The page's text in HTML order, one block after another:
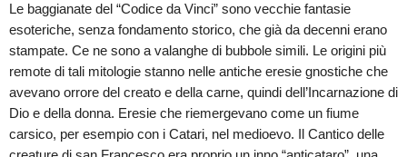
Le baggianate del “Codice da Vinci” sono vecchie fantasie
esoteriche, senza fondamento storico, che già da decenni erano
stampate. Ce ne sono a valanghe di bubbole simili. Le origini più
remote di tali mitologie stanno nelle antiche eresie gnostiche che
avevano orrore del creato e della carne, quindi dell’Incarnazione di
Dio e della donna. Eresie che riemergevano come un fiume
carsico, per esempio con i Catari, nel medioevo. Il Cantico delle